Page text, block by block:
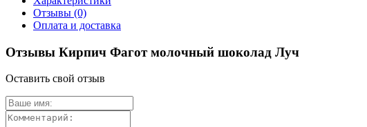
Отзывы (0)
Оплата и доставка
Отзывы Кирпич Фагот молочный шоколад Луч
Оставить свой отзыв